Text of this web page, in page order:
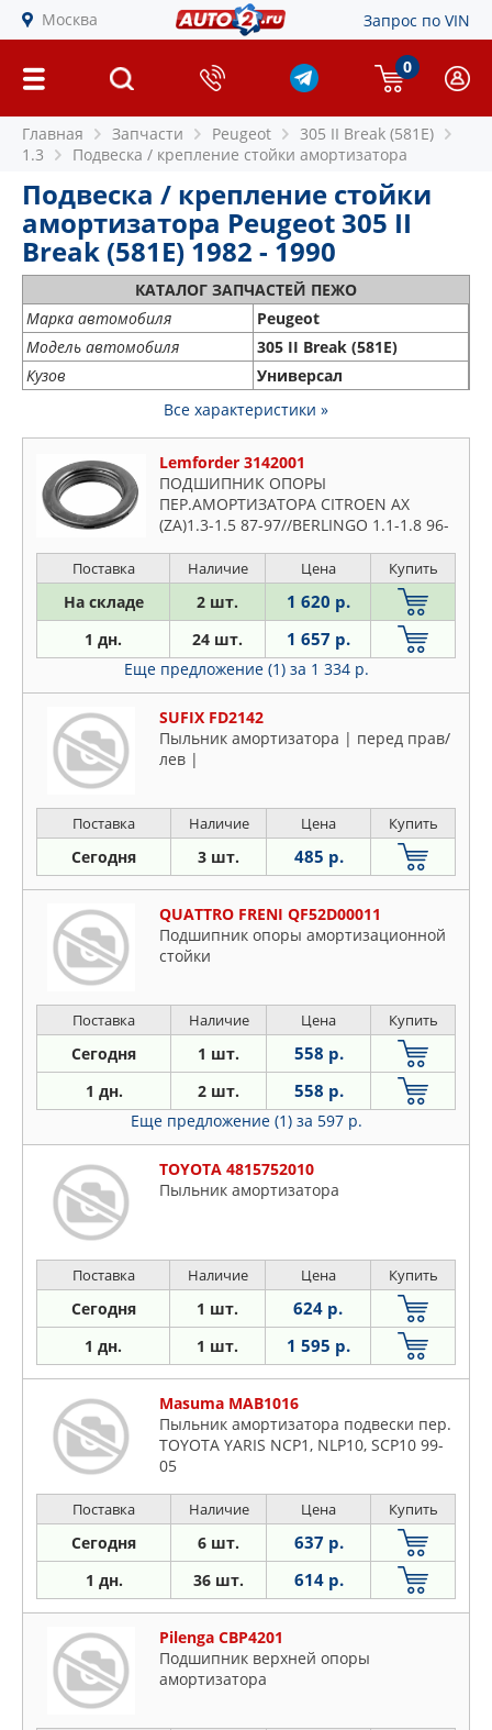
Москва Запрос по VIN
0
Главная Запчасти Peugeot
305 II Break (581E)
1.3
Подвеска / крепление стойки амортизатора
Подвеска / крепление стойки
амортизатора Peugeot 305 II
Break (581E) 1982 - 1990
КАТАЛОГ ЗАПЧАСТЕЙ ПЕЖО
Марка автомобиля
Peugeot
Модель автомобиля
305 II Break (581E)
Кузов
Универсал
Все характеристики »
Lemforder 3142001
ПОДШИПНИК ОПОРЫ
ПЕР.АМОРТИЗАТОРА CITROEN AX
(ZA)1.3-1.5 87-97//BERLINGO 1.1-1.8 96-
Поставка Наличие Цена Купить
На складе 2 шт. 1 620 р.
1 дн. 24 шт. 1 657 р.
Еще предложение (1) за 1 334 р.
SUFIX FD2142
Пыльник амортизатора | перед прав/
лев |
Поставка Наличие Цена Купить
Сегодня 3 шт. 485 р.
QUATTRO FRENI QF52D00011
Подшипник опоры амортизационной
стойки
Поставка Наличие Цена Купить
Сегодня 1 шт. 558 р.
1 дн. 2 шт. 558 р.
Еще предложение (1) за 597 р.
TOYOTA 4815752010
Пыльник амортизатора
Поставка Наличие Цена Купить
Сегодня 1 шт. 624 р.
1 дн. 1 шт. 1 595 р.
Masuma MAB1016
Пыльник амортизатора подвески пер.
TOYOTA YARIS NCP1, NLP10, SCP10 99-
05
Поставка Наличие Цена Купить
Сегодня 6 шт. 637 р.
1 дн. 36 шт. 614 р.
Pilenga CBP4201
Подшипник верхней опоры
амортизатора